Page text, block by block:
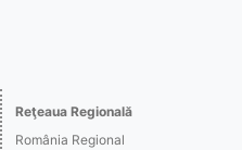
Reţeaua Regională
România Regional